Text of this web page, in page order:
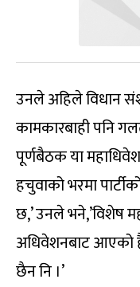
उनले अहिले विधान
कामकारबाही पनि
पूर्णबैठक या
हचुवाको भरमा
छ,’ उनले भने,’विशेष
अधिवेशनबाट आएको
छैन नि ।’